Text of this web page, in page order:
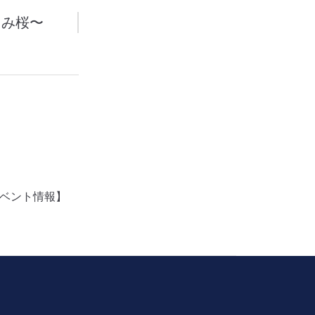
桜〜
ント情報】